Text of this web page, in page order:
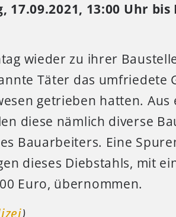
17.09.2021, 13:00 Uhr bis
wieder zu ihrer
Täter das umfriedete
getrieben hatten. Aus
diese nämlich diverse
Bauarbeiters. Eine
dieses Diebstahls, mit
Euro, übernommen.
)